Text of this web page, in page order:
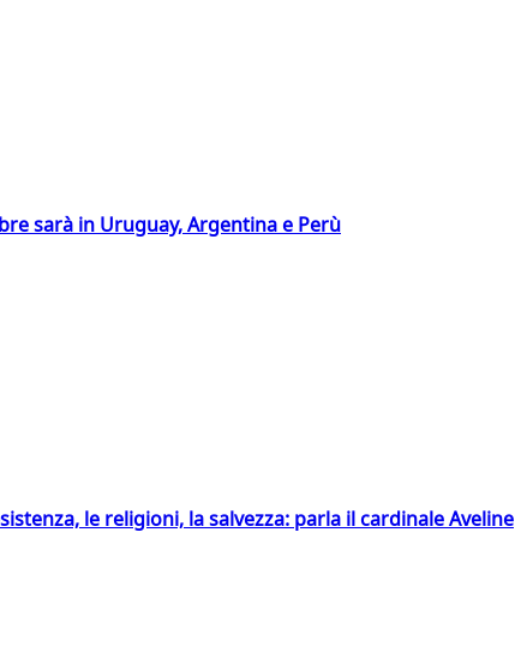
sarà in Uruguay, Argentina e Perù
le religioni, la salvezza: parla il cardinale Aveline